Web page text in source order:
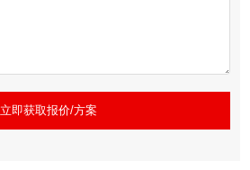
立即获取报价/方案